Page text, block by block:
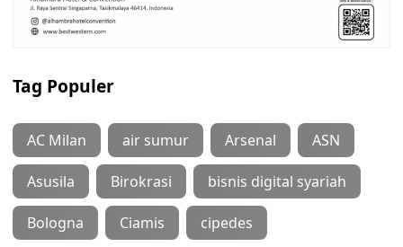
Tag Populer
AC Milan air sumur Arsenal ASN
Asusila Birokrasi bisnis digital syariah
Bologna Ciamis cipedes